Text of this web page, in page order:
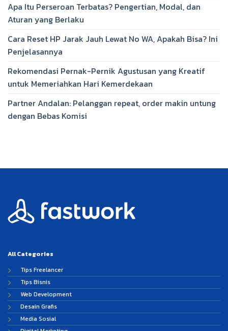
Apa Itu Perseroan Terbatas? Pengertian, Modal, dan
Aturan yang Berlaku
Cara Reset HP Jarak Jauh Lewat No WA, Apakah Bisa? Ini
Penjelasannya
Rekomendasi Pernak-Pernik Agustusan yang Kreatif
untuk Memeriahkan Hari Kemerdekaan
Partner Andalan: Pelanggan repeat, order makin untung
dengan Bebas Komisi
All Categories
Tips Freelancer
Tips Bisnis
Web Development
Desain Grafis
Media Sosial